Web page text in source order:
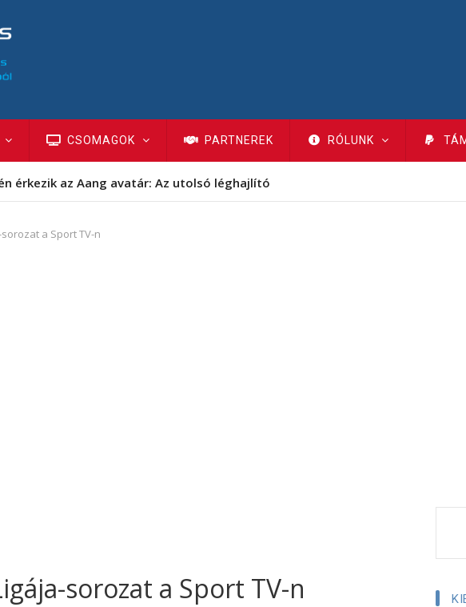
CSOMAGOK PARTNEREK RÓLUNK
érkezik az Aang avatár: Az utolsó léghajlító
a Sport TV-n
sorozat a Sport TV-n